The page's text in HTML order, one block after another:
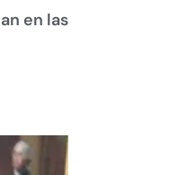
en las